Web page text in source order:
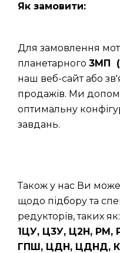
Як замовити:
Для замовлення
планетарного 3МП
наш веб-сайт або
продажів. Ми
оптимальну
завдань.
Також у нас Ви
щодо підбору та
редукторів, таких як:
1ЦУ, Ц3У, Ц2Н, РМ,
ГПШ, ЦДН, ЦДНД,